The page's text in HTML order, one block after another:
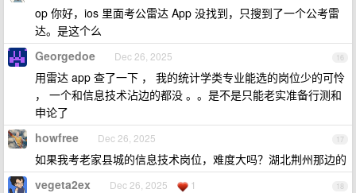
op 你好，ios 里面考公雷达 App 没找到，只搜到了一个公考雷
达。是这个么
16
Georgedoe Dec 26, 2025
用雷达 app 查了一下 ， 我的统计学类专业能选的岗位少的可怜
， 一个和信息技术沾边的都没 。。是不是只能老实准备行测和
申论了
17
howfree Dec 26, 2025
如果我考老家县城的信息技术岗位，难度大吗？湖北荆州那边的
18
vegeta2ex Dec 26, 2025 1